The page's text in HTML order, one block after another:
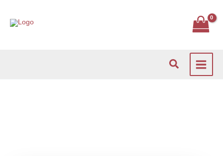
περιεχόμενο
Αναζήτηση